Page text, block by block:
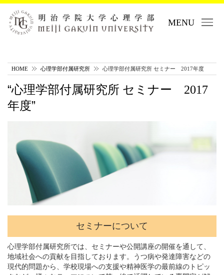
MENU
HOME 心理学部付属研究所 心理学部付属研究所 セミナー 2017年度
心理学部付属研究所 セミナー 2017
年度
セミナーについて
心理学部付属研究所では、セミナーや公開講座の開催を通して、
地域社会への貢献を目指しております。うつ病や発達障害などの
現代的問題から、学校現場への支援や精神医学の最前線のトピッ